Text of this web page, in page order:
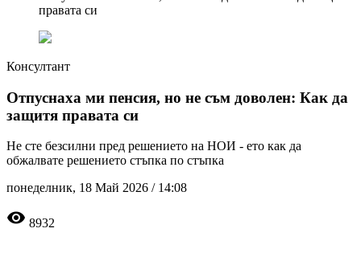
правата си
Консултант
Отпуснаха ми пенсия, но не съм доволен: Как да
защитя правата си
Не сте безсилни пред решението на НОИ - ето как да
обжалвате решението стъпка по стъпка
понеделник, 18 Май 2026 / 14:08
visibility 8932